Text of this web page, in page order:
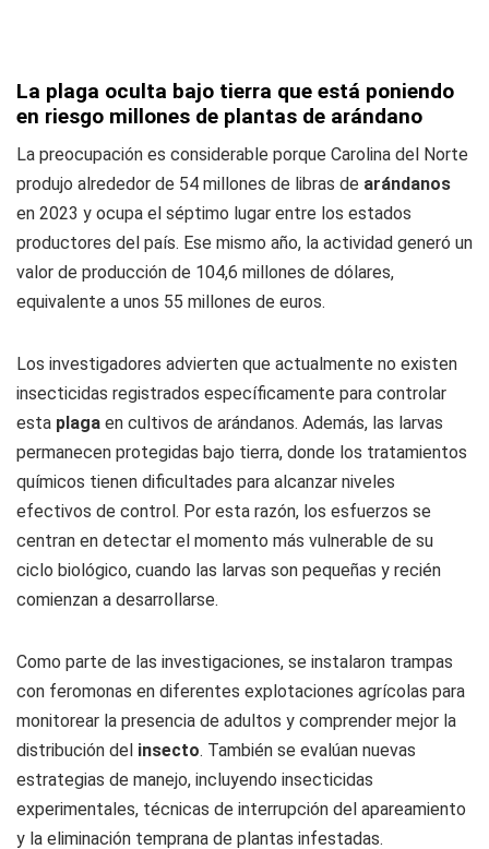
La plaga oculta bajo tierra que está poniendo
en riesgo millones de plantas de arándano
La preocupación es considerable porque Carolina del Norte
produjo alrededor de 54 millones de libras de arándanos
en 2023 y ocupa el séptimo lugar entre los estados
productores del país. Ese mismo año, la actividad generó un
valor de producción de 104,6 millones de dólares,
equivalente a unos 55 millones de euros.
Los investigadores advierten que actualmente no existen
insecticidas registrados específicamente para controlar
esta plaga en cultivos de arándanos. Además, las larvas
permanecen protegidas bajo tierra, donde los tratamientos
químicos tienen dificultades para alcanzar niveles
efectivos de control. Por esta razón, los esfuerzos se
centran en detectar el momento más vulnerable de su
ciclo biológico, cuando las larvas son pequeñas y recién
comienzan a desarrollarse.
Como parte de las investigaciones, se instalaron trampas
con feromonas en diferentes explotaciones agrícolas para
monitorear la presencia de adultos y comprender mejor la
distribución del insecto. También se evalúan nuevas
estrategias de manejo, incluyendo insecticidas
experimentales, técnicas de interrupción del apareamiento
y la eliminación temprana de plantas infestadas.